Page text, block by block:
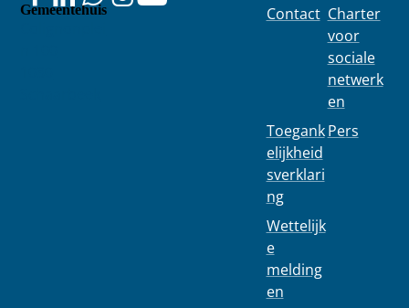
Gemeentehuis Contact
Toegank
elijkheid
sverklari
ng
Wettelijk
e
melding
en
Charter
voor
sociale
netwerk
en
Pers